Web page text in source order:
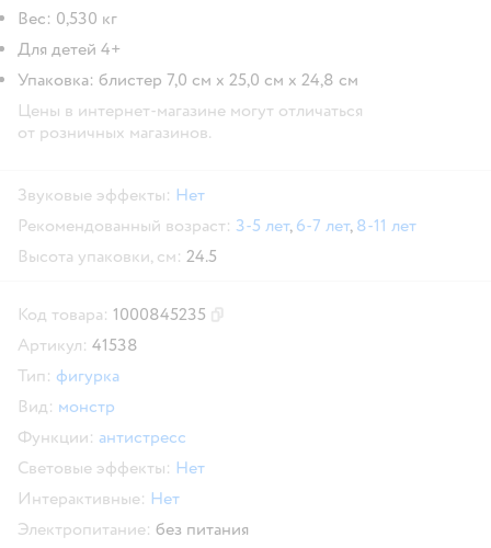
Вес: 0,530 кг
Для детей 4+
Упаковка: блистер 7,0 см х 25,0 см х 24,8 см
Цены в интернет-магазине могут отличаться
от розничных магазинов.
Звуковые эффекты: Нет
Рекомендованный возраст: 3-5 лет, 6-7 лет, 8-11 лет
Высота упаковки, см: 24.5
Код товара: 1000845235
Артикул: 41538
Тип: фигурка
Вид: монстр
Функции: антистресс
Световые эффекты: Нет
Интерактивные: Нет
Электропитание: без питания